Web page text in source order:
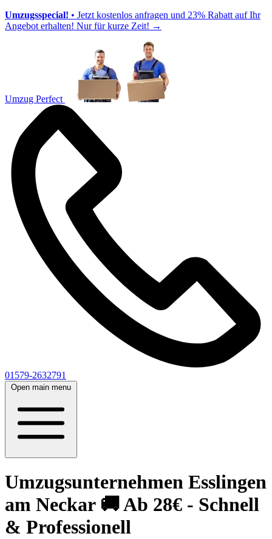
Umzugsspecial! • Jetzt kostenlos anfragen und 23% Rabatt auf Ihr
Angebot erhalten! Nur für kurze Zeit! →
Umzug Perfect
01579-2632791
Open main menu
Umzugsunternehmen Esslingen
am Neckar 🚚 Ab 28€ - Schnell
& Professionell